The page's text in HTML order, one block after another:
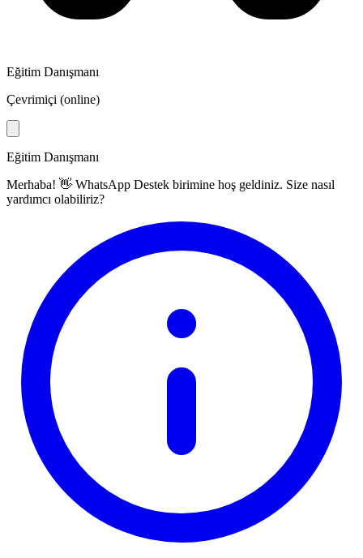
Eğitim Danışmanı
Çevrimiçi (online)
Eğitim Danışmanı
Merhaba! 👋 WhatsApp Destek birimine hoş geldiniz. Size nasıl
yardımcı olabiliriz?